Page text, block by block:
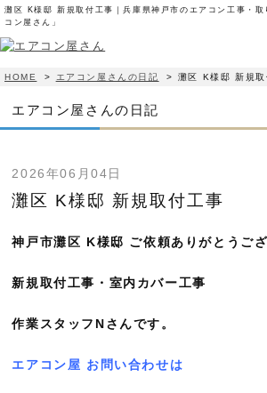
灘区 K様邸 新規取付工事｜兵庫県神戸市のエアコン工事・取
コン屋さん」
HOME > エアコン屋さんの日記 > 灘区 K様邸 新規取
エアコン屋さんの日記
2026年06月04日
灘区 K様邸 新規取付工事
神戸市灘区 K様邸 ご依頼ありがとうござ
新規取付工事・室内カバー工事
作業スタッフNさんです。
エアコン屋 お問い合わせは